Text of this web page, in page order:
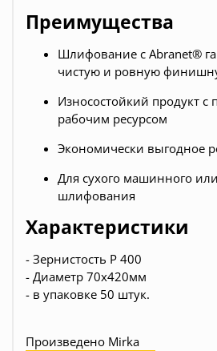
Преимущества
Шлифование с Abranet®
чистую и ровную
Износостойкий продукт
рабочим ресурсом
Экономически выгодное
Для сухого машинного
шлифования
Характеристики
- Зернистость P 400
- Диаметр 70x420мм
- в упаковке 50 штук.
Произведено Mirka